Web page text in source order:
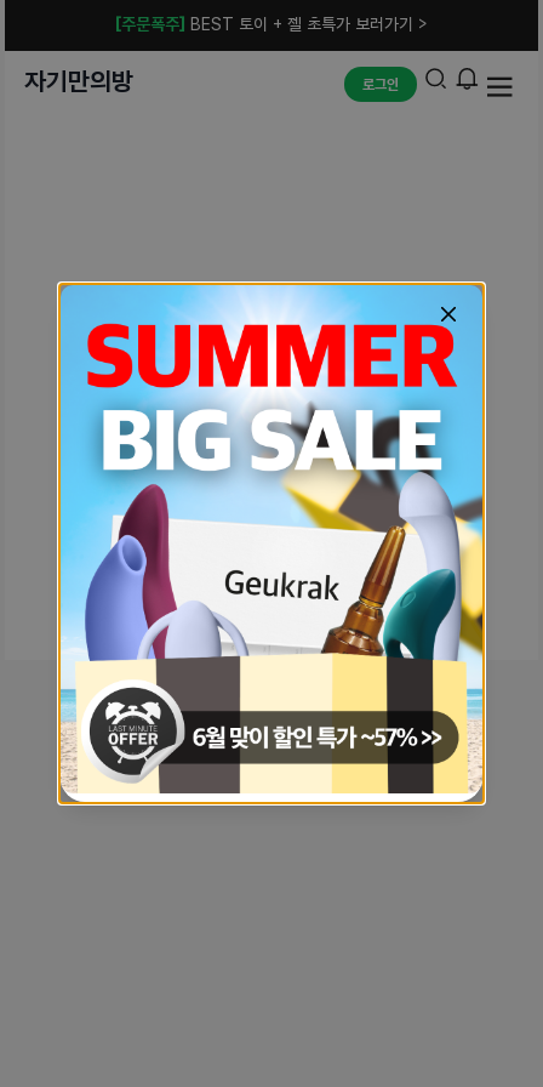
[주문폭주] BEST 토이 + 젤 초특가 보러가기 >
자기만의방 로그인
예상치 못한 에러입니다.